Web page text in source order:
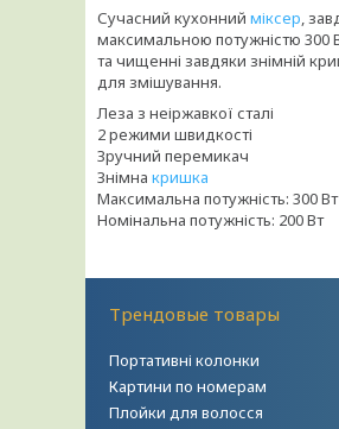
Сучасний кухонний міксер,
максимальною потужністю 300
та чищенні завдяки знімній
для змішування.
Леза з неіржавкої сталі
2 режими швидкості
Зручний перемикач
Знімна кришка
Максимальна потужність: 300 Вт
Номінальна потужність: 200 Вт
Трендовые товары
Портативні колонки
Картини по номерам
Плойки для волосся